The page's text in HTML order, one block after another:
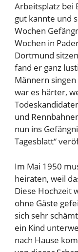
Arbeitsplatz bei
gut kannte und
Wochen
Wochen in
Dortmund
fand er ganz
Männern
war es härter,
und
nun ins
Tagesblatt“
Im Mai 1950
heiraten, weil
Diese Hochzeit
ohne Gäste
sich sehr
ein Kind
nach Hause